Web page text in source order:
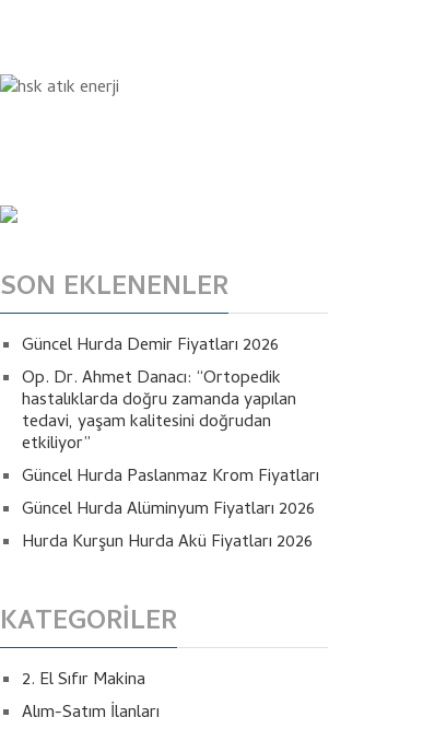
SON EKLENENLER
Güncel Hurda Demir Fiyatları 2026
Op. Dr. Ahmet Danacı: “Ortopedik
hastalıklarda doğru zamanda yapılan
tedavi, yaşam kalitesini doğrudan
etkiliyor”
Güncel Hurda Paslanmaz Krom Fiyatları
Güncel Hurda Alüminyum Fiyatları 2026
Hurda Kurşun Hurda Akü Fiyatları 2026
KATEGORILER
2. El Sıfır Makina
Alım-Satım İlanları